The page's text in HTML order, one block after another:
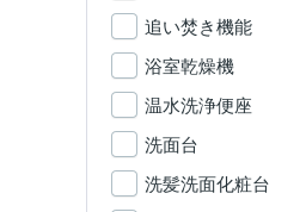
追い焚き機能
浴室乾燥機
温水洗浄便座
洗面台
洗髪洗面化粧台